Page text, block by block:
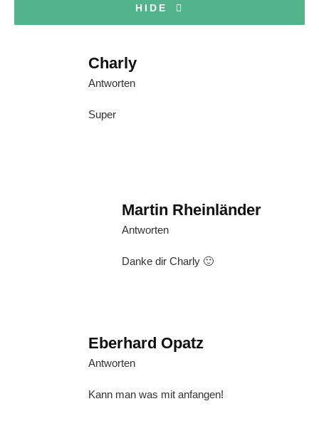
HIDE
Charly
Antworten
Super
Martin Rheinländer
Antworten
Danke dir Charly 🙂
Eberhard Opatz
Antworten
Kann man was mit anfangen!